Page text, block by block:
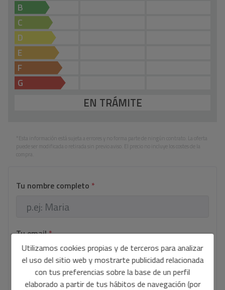
B
C
D
E
F
G
EN TRÁMITE
*Esta información está sujeta a errores y no forma parte de ningún contrato. La oferta
puede ser modificada o retirada sin previo aviso. El precio no incluye los costes de la
compra.
Tu nombre completo *
Tu email*
Tu teléfono *
Utilizamos cookies propias y de terceros para analizar
el uso del sitio web y mostrarte publicidad relacionada
con tus preferencias sobre la base de un perfil
elaborado a partir de tus hábitos de navegación (por